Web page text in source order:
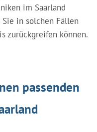
im Saarland
Sie in solchen Fällen
zurückgreifen können.
passenden